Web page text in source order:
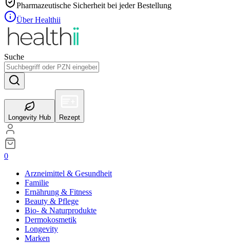
Pharmazeutische Sicherheit bei jeder Bestellung
Über Healthii
Suche
Longevity Hub Rezept
0
Arzneimittel & Gesundheit
Familie
Ernährung & Fitness
Beauty & Pflege
Bio- & Naturprodukte
Dermokosmetik
Longevity
Marken